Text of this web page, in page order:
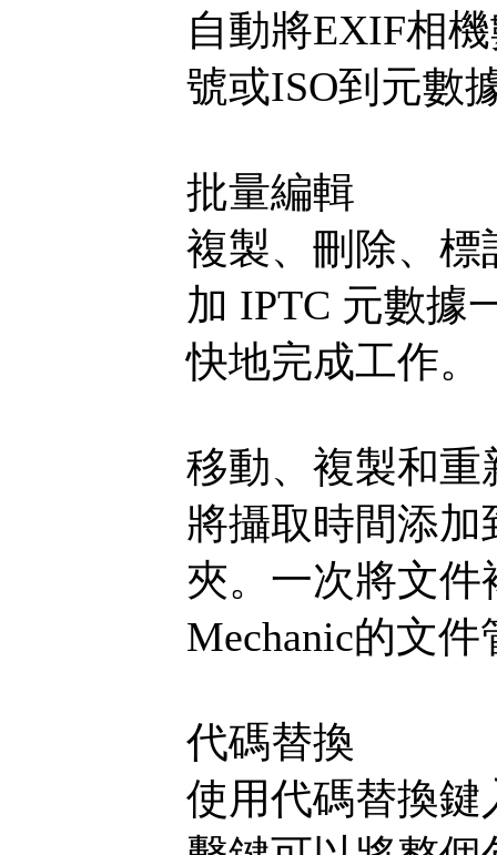
自動將EXIF相
號或ISO到元數
批量編輯
複製、刪除、
加 IPTC 元數據
快地完成工作。
移動、複製和重
將攝取時間添
夾。一次將文件
Mechanic的文
代碼替換
使用代碼替換